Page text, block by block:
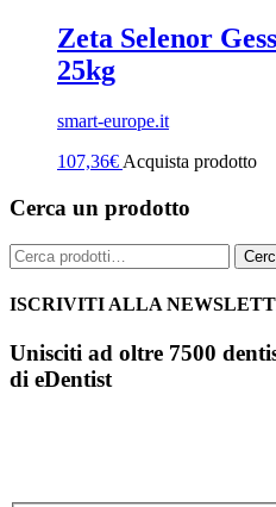
Zeta Selenor
25kg
smart-europe.it
107,36€ Acquista prodotto
Cerca un prodotto
Cerca:
ISCRIVITI ALLA
Unisciti ad oltre 7500
di eDentist